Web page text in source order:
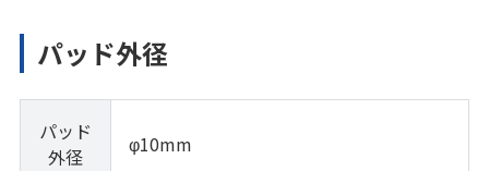
パッド外径
パッド
外径
φ10mm